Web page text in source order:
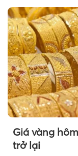
Giá vàng
trở lại